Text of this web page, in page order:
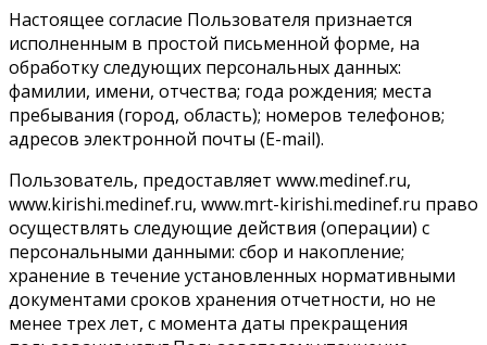
Настоящее согласие Пользователя признается
исполненным в простой письменной форме, на
обработку следующих персональных данных:
фамилии, имени, отчества; года рождения; места
пребывания (город, область); номеров телефонов;
адресов электронной почты (E-mail).
Пользователь, предоставляет www.medinef.ru,
www.kirishi.medinef.ru, www.mrt-kirishi.medinef.ru право
осуществлять следующие действия (операции) с
персональными данными: сбор и накопление;
хранение в течение установленных нормативными
документами сроков хранения отчетности, но не
менее трех лет, с момента даты прекращения